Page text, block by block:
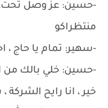
-حسين: عز وصل تحت،
منتظراكو
-سهير: تمام يا حاج ،
-حسين: خلي بالك من
خير ، انا رايح الشركة